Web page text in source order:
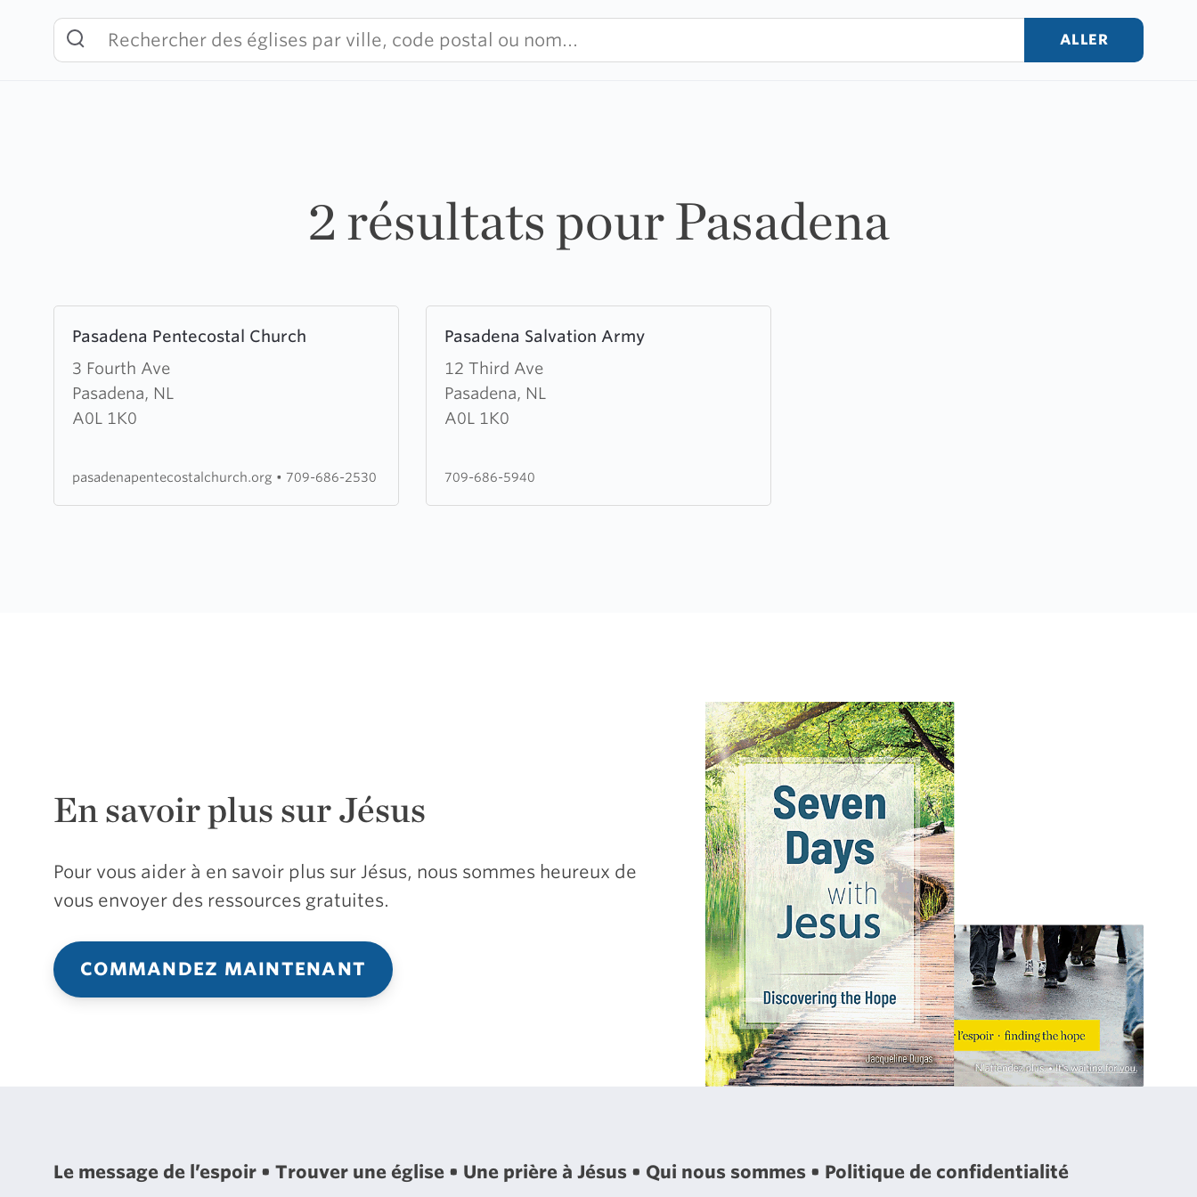
ALLER
2 résultats pour Pasadena
Pasadena Pentecostal Church
3 Fourth Ave
Pasadena, NL
A0L 1K0
more
about
Pasadena
Pentecostal
pasadenapentecostalchurch.org • 709-686-2530
Pasadena Salvation Army
12 Third Ave
Pasadena, NL
A0L 1K0
more
about
Pasadena
Salvation
709-686-5940
En savoir plus sur Jésus
Pour vous aider à en savoir plus sur Jésus, nous sommes heureux de
vous envoyer des ressources gratuites.
COMMANDEZ MAINTENANT
Le message de l’espoir Trouver une église Une prière à Jésus Qui nous sommes Politique de confidentialité